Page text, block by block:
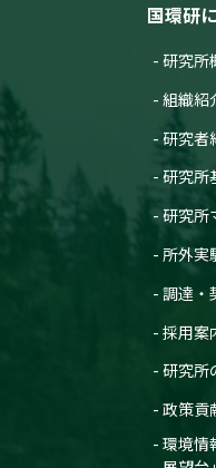
国環研
研究所
組織紹
研究者
研究所
研究所
所外実
調達・
採用案
研究所
政策貢
環境情